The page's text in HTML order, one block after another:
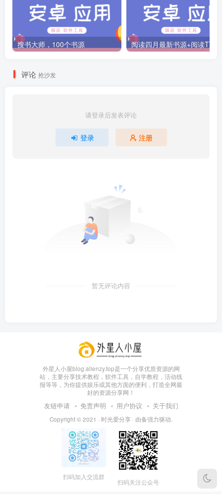
搜书大师，100个书源
评论 抢沙发
请登录后发表评论
登录 注册
暂无评论内容
外星人小屋blog.alienzy.top是一个分享优质资源的网
站，主要分享技术教程，软件工具，自学教程，活动线
报等等，为你提供娱乐或其他方面的便利，打造全网最
好的资源分享网！
友链申请 免责声明 用户协议 关于我们
Copyright © 2021 · 时光爱分享 · 由备强力驱动.
扫码加入交流群
扫码关注公众号